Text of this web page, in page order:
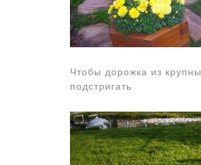
Чтобы дорожка из
подстригать